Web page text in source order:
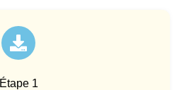
Étape 1